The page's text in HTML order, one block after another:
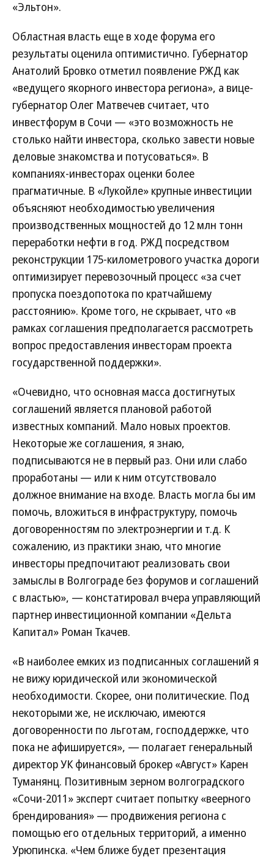
«Эльтон».
Областная власть еще в ходе форума его
результаты оценила оптимистично. Губернатор
Анатолий Бровко отметил появление РЖД как
«ведущего якорного инвестора региона», а вице-
губернатор Олег Матвечев считает, что
инвестфорум в Сочи — «это возможность не
столько найти инвестора, сколько завести новые
деловые знакомства и потусоваться». В
компаниях-инвесторах оценки более
прагматичные. В «Лукойле» крупные инвестиции
объясняют необходимостью увеличения
производственных мощностей до 12 млн тонн
переработки нефти в год. РЖД посредством
реконструкции 175-километрового участка дороги
оптимизирует перевозочный процесс «за счет
пропуска поездопотока по кратчайшему
расстоянию». Кроме того, не скрывает, что «в
рамках соглашения предполагается рассмотреть
вопрос предоставления инвесторам проекта
государственной поддержки».
«Очевидно, что основная масса достигнутых
соглашений является плановой работой
известных компаний. Мало новых проектов.
Некоторые же соглашения, я знаю,
подписываются не в первый раз. Они или слабо
проработаны — или к ним отсутствовало
должное внимание на входе. Власть могла бы им
помочь, вложиться в инфраструктуру, помочь
договоренностям по электроэнергии и т.д. К
сожалению, из практики знаю, что многие
инвесторы предпочитают реализовать свои
замыслы в Волгограде без форумов и соглашений
с властью», — констатировал вчера управляющий
партнер инвестиционной компании «Дельта
Капитал» Роман Ткачев.
«В наиболее емких из подписанных соглашений я
не вижу юридической или экономической
необходимости. Скорее, они политические. Под
некоторыми же, не исключаю, имеются
договоренности по льготам, господдержке, что
пока не афишируется», — полагает генеральный
директор УК финансовый брокер «Август» Карен
Туманянц. Позитивным зерном волгоградского
«Сочи-2011» эксперт считает попытку «веерного
брендирования» — продвижения региона с
помощью его отдельных территорий, а именно
Урюпинска. «Чем ближе будет презентация